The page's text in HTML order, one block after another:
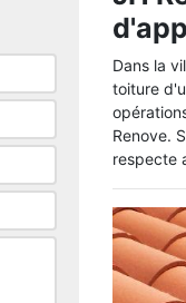
Dans la
toiture
Renove.
respecte